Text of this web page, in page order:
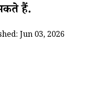
हैं.
Jun 03, 2026